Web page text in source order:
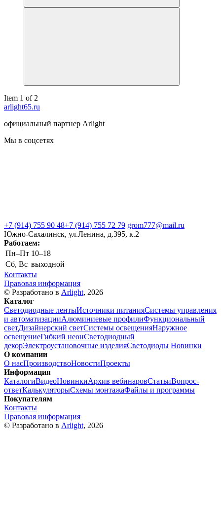
Item 1 of 2
arlight65.ru
официальный партнер Arlight
Мы в соцсетях
+7 (914) 755 90 48+7 (914) 755 72 79 grom777@mail.ru
Южно-Сахалинск, ул.Ленина, д.395, к.2
Работаем:
Пн–Пт 10–18
Сб, Вс выходной
Контакты
Правовая информация
© Разработано в Arlight, 2026
Каталог
Светодиодные лентыИсточники питанияСистемы управления
и автоматизацииАлюминиевые профилиФункциональный
светДизайнерский светСистемы освещенияНаружное
освещениеГибкий неонСветодиодный
декорЭлектроустановочные изделияСветодиоды Новинки
О компании
О насПроизводствоНовостиПроекты
Информация
КаталогиВидеоНовинкиАрхив вебинаровСтатьиВопрос-
ответКалькуляторыСхемы монтажаФайлы и программы
Покупателям
Контакты
Правовая информация
© Разработано в Arlight, 2026